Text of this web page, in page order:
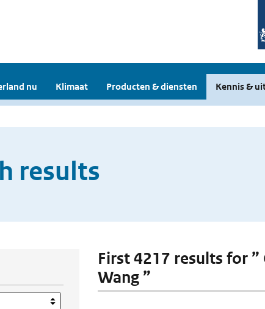
nu Klimaat Producten & diensten Kennis &
results
First 4217 results for ”
Wang ”